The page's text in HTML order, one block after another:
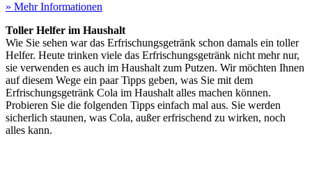
» Mehr Informationen
Toller Helfer im Haushalt
Wie Sie sehen war das Erfrischungsgetränk schon damals ein toller
Helfer. Heute trinken viele das Erfrischungsgetränk nicht mehr nur,
sie verwenden es auch im Haushalt zum Putzen. Wir möchten Ihnen
auf diesem Wege ein paar Tipps geben, was Sie mit dem
Erfrischungsgetränk Cola im Haushalt alles machen können.
Probieren Sie die folgenden Tipps einfach mal aus. Sie werden
sicherlich staunen, was Cola, außer erfrischend zu wirken, noch
alles kann.